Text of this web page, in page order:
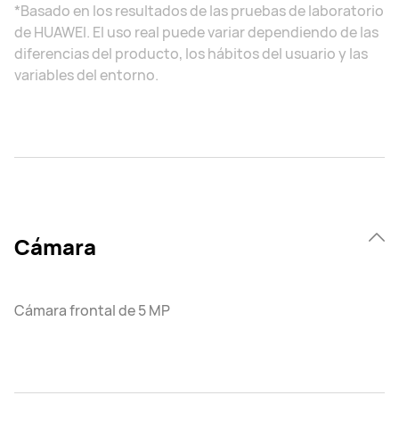
*Basado en los resultados de las pruebas de laboratorio
de HUAWEI. El uso real puede variar dependiendo de las
diferencias del producto, los hábitos del usuario y las
variables del entorno.
Cámara
Cámara frontal de 5 MP